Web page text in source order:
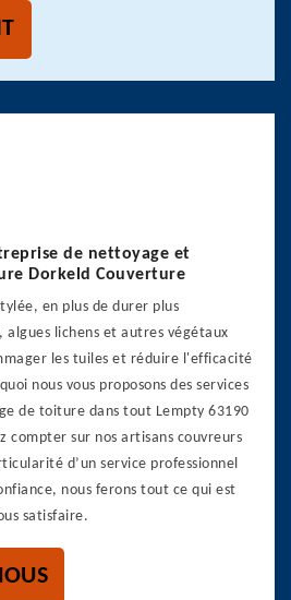
de nettoyage et
Dorkeld Couverture
en plus de durer plus
algues lichens et autres végétaux
les tuiles et réduire l'efficacité
nous vous proposons des services
de toiture dans tout Lempty 63190
compter sur nos artisans couvreurs
d’un service professionnel
nous ferons tout ce qui est
satisfaire.